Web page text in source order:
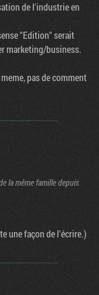
de l'industrie en
"Edition" serait
marketing/business.
pas de comment
la même famille depuis
une façon de l'écrire.)